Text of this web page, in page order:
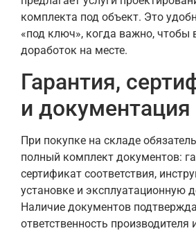
комплекта под объект. Это
«под ключ», когда важно, чтобы
доработок на месте.
Гарантия,
и документация
При покупке на складе
полный комплект документов:
сертификат соответствия,
установке и эксплуатационную
Наличие документов
ответственность производителя